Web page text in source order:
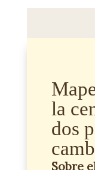
la
dos
Sobre